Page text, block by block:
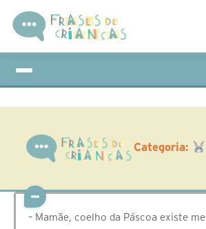
Categoria:
– Mamãe, coelho da Páscoa existe